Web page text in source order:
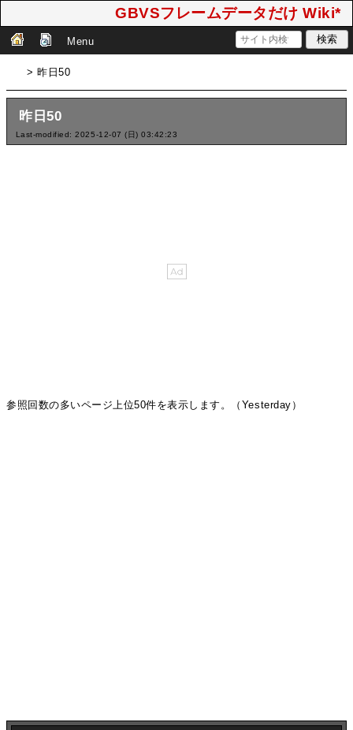
GBVSフレームデータだけ Wiki*
Menu
> 昨日50
昨日50
Last-modified: 2025-12-07 (日) 03:42:23
参照回数の多いページ上位50件を表示します。（Yesterday）